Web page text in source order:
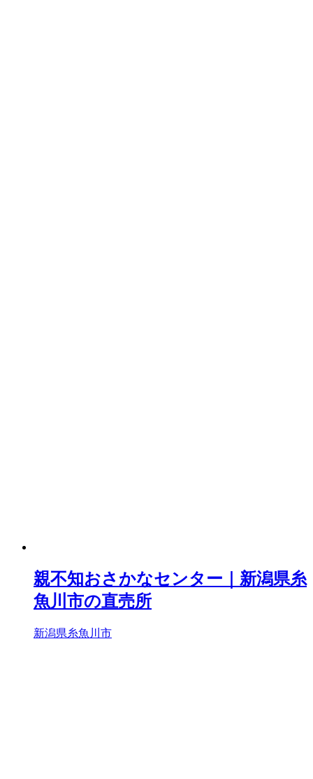
親不知おさかなセンター｜新潟県糸
魚川市の直売所
新潟県糸魚川市